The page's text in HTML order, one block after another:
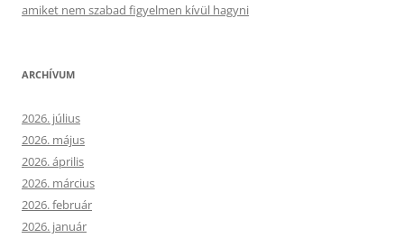
amiket nem szabad figyelmen kívül hagyni
ARCHÍVUM
2026. július
2026. május
2026. április
2026. március
2026. február
2026. január